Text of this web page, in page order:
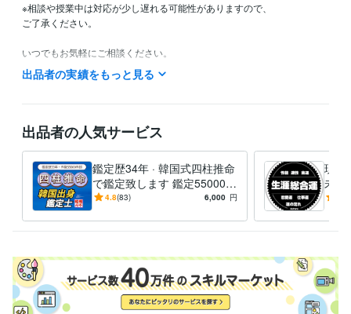
※相談や授業中は対応が少し遅れる可能性がありますので、
ご了承ください。
いつでもお気軽にご相談ください。
得意分野
術で綜合鑑定致します。
出品者の実績をもっと見る
出品者の人気サービス
鑑定歴34年 · 韓国式四柱推命
で鑑定致します 鑑定55000件
超・長年蓄積されたノウハウ
4.8(83) 6,000 円
現在
未来
定歴